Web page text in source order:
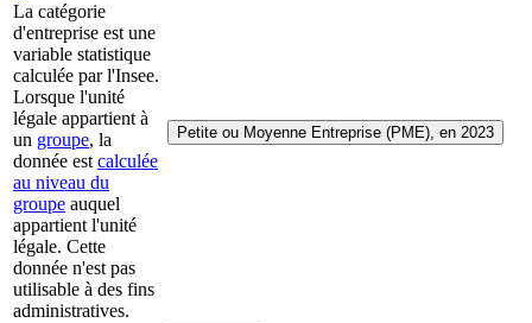
La catégorie
d'entreprise est une
variable statistique
calculée par l'Insee.
Lorsque l'unité
légale appartient à
un groupe, la
donnée est calculée
au niveau du
groupe auquel
appartient l'unité
légale. Cette
donnée n'est pas
utilisable à des fins
administratives.
Petite ou Moyenne Entreprise (PME), en 2023